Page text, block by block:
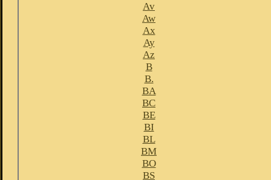
Av
Aw
Ax
Ay
Az
B
B.
BA
BC
BE
BI
BL
BM
BO
BS